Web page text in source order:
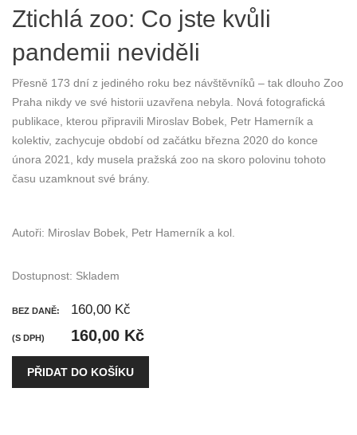
Ztichlá zoo: Co jste kvůli
pandemii neviděli
Přesně 173 dní z jediného roku bez návštěvníků – tak dlouho Zoo
Praha nikdy ve své historii uzavřena nebyla. Nová fotografická
publikace, kterou připravili Miroslav Bobek, Petr Hamerník a
kolektiv, zachycuje období od začátku března 2020 do konce
února 2021, kdy musela pražská zoo na skoro polovinu tohoto
času uzamknout své brány.
Autoři: Miroslav Bobek, Petr Hamerník a kol.
Dostupnost: Skladem
BEZ DANĚ: 160,00 Kč
(S DPH) 160,00 Kč
PŘIDAT DO KOŠÍKU